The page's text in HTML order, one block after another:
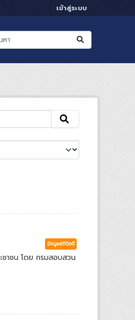
เข้าสู่ระบบ
ข้อมูลสถิติคดี
ชาชน โดย กรมสอบสวน